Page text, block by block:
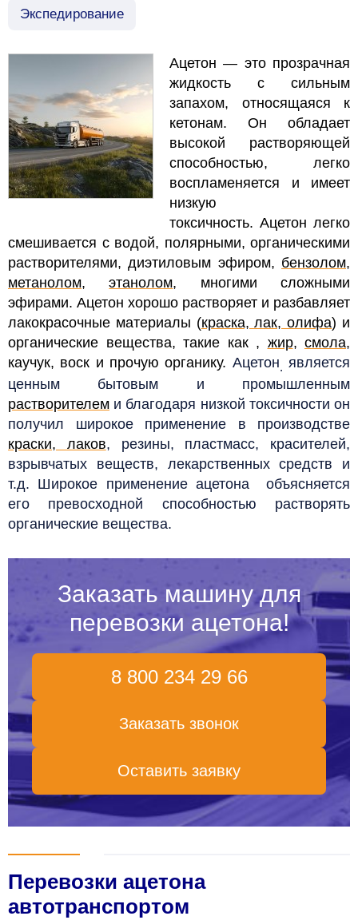
Экспедирование
Ацетон — это прозрачная
жидкость с сильным
запахом, относящаяся к
кетонам. Он обладает
высокой растворяющей
способностью, легко
воспламеняется и имеет
низкую
токсичность. Ацетон легко
смешивается с водой, полярными, органическими
растворителями, диэтиловым эфиром, бензолом,
метанолом,этанолом, многими сложными
эфирами. Ацетон хорошо растворяет и разбавляет
лакокрасочные материалы (краска, лак, олифа) и
органические вещества, такие как , жир, смола,
каучук, воск и прочую органику. Ацетон
является
ценным бытовым и промышленным
растворителем и благодаря низкой токсичности он
получил широкое применение в производстве
краски, лаков, резины, пластмасс, красителей,
взрывчатых веществ, лекарственных средств и
т.д. Широкое применение ацетона объясняется
его превосходной способностью растворять
органические вещества.
Заказать машину для
перевозки ацетона!
8 800 234 29 66
Заказать звонок
Оставить заявку
Перевозки ацетона
автотранспортом